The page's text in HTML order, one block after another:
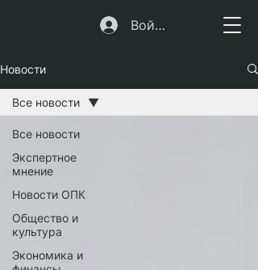
Войти
Новости
Все новости
Экспертное
мнение
Новости ОПК
Общество и
культура
Экономика и
Все новости